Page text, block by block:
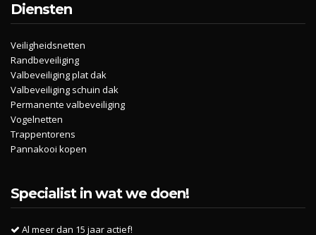
Diensten
Veiligheidsnetten
Randbeveiliging
Valbeveiliging plat dak
Valbeveiliging schuin dak
Permanente valbeveiliging
Vogelnetten
Trappentorens
Pannakooi kopen
Specialist in wat we doen!
Al meer dan 15 jaar actief!